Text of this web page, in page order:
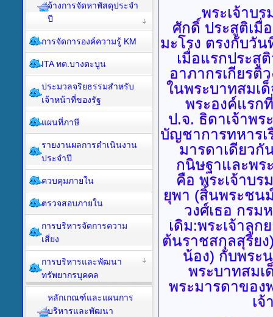
พระเจ้าบรม
ศักดิ์ ประสูติเมื่
มะโรง ตรงกับวั
เมื่อแรกประสู
อาภากรเกียรติ
ในพระบาทสมเ
พระองค์แรก
ป.จ. ธิดาเจ้าพ
บัญชาการทหารเ
มารดาเดียวกั
กนิษฐาและพร
คือ พระเจ้าบร
ยุพา (สิ้นพระชนม์
วงศ์เธอ กรม
เดิม:พระเจ้าลูก
ต้นราชสกุลสุริย
น้อง) กับพระ
พระบาทสมเ
พระมารดาของ
เ
จ้างการจัดหาพัสดุประจำ
ปี
การจัดการองค์ความรู้ KM
ITA ทต.บางตะบูน
ประมวลจริยธรรมสำหรับ
เจ้าหน้าที่ของรัฐ
แผนที่ภาษี
รายงานผลการดำเนินงาน
ประจำปี
ควบคุมภายใน
ตรวจสอบภายใน
การบริหารจัดการความ
เสี่ยง
การบริหารและพัฒนา
ทรัพยากรบุคคล
หลักเกณฑ์และแผนการ
บริหารและพัฒนา